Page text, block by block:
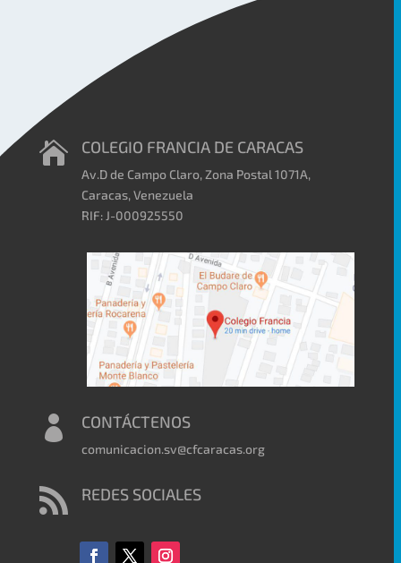
 COLEGIO FRANCIA DE CARACAS
Av.D de Campo Claro, Zona Postal 1071A,
Caracas, Venezuela
RIF: J-000925550
 CONTÁCTENOS
comunicacion.sv@cfcaracas.org
 REDES SOCIALES